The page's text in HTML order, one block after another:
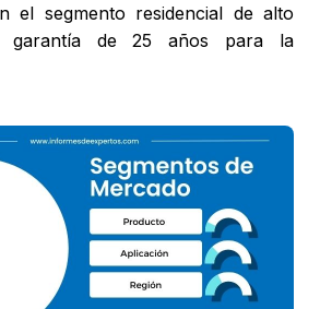
el segmento residencial de alto
garantía de 25 años para la